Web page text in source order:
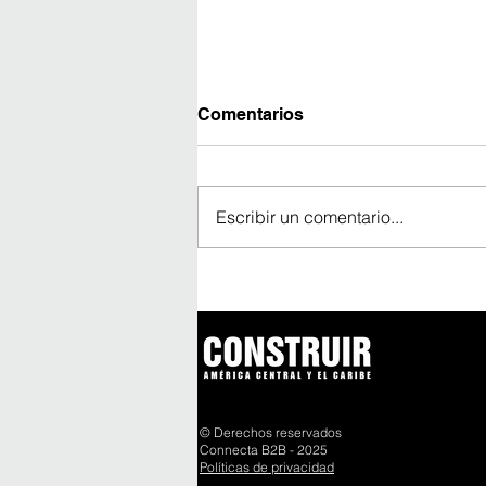
edificio más alto de
Comentarios
Escribir un comentario...
© Derechos reservados
Connecta B2B - 2025
Políticas de privacidad